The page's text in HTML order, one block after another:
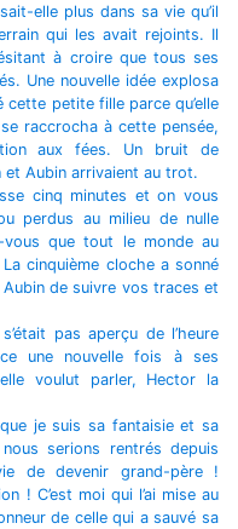
elle plus dans sa vie qu’il
qui les avait rejoints. Il
à croire que tous ses
Une nouvelle idée explosa
cette petite fille parce qu’elle
raccrocha à cette pensée,
aux fées. Un bruit de
Aubin arrivaient au trot.
cinq minutes et on vous
perdus au milieu de nulle
vous que tout le monde au
cinquième cloche a sonné
Aubin de suivre vos traces et
pas aperçu de l’heure
une nouvelle fois à ses
voulut parler, Hector la
je suis sa fantaisie et sa
serions rentrés depuis
de devenir grand-père !
! C’est moi qui l’ai mise au
de celle qui a sauvé sa